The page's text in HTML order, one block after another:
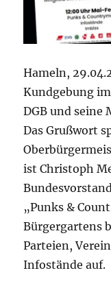
Hameln,
Kundgebung
DGB und
Das Grußwort
ist Christoph
„Punks &
Bürgergartens
Parteien,
Infostände auf.